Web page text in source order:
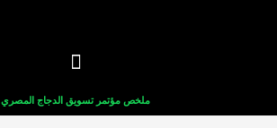
ملخص مؤتمر تسويق الدجاج المصري